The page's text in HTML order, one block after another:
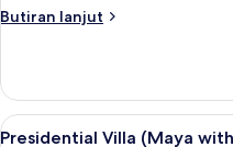
with
Butiran lanjut
Butiran
Forest
Corner
Suite
Lihat
7
Presidential Villa (Maya